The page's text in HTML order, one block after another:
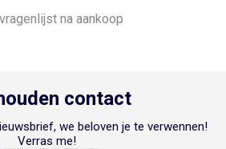
na aankoop
contact
we beloven je te verwennen!
Verras me!